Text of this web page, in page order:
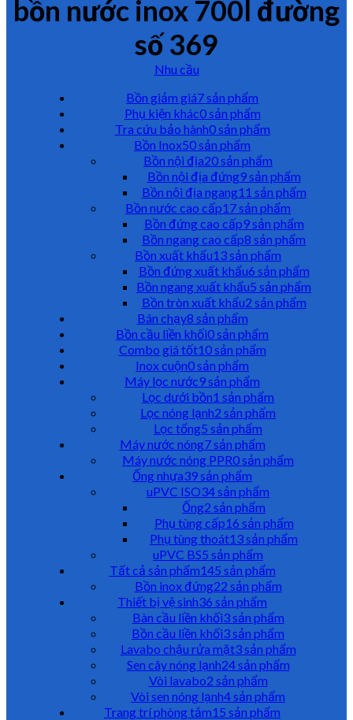
bồn nước inox 700l đường
số 369
Nhu cầu
Bồn giảm giá7 sản phẩm
Phụ kiện khác0 sản phẩm
Tra cứu bảo hành0 sản phẩm
Bồn Inox50 sản phẩm
Bồn nội địa20 sản phẩm
Bồn nội địa đứng9 sản phẩm
Bồn nội địa ngang11 sản phẩm
Bồn nước cao cấp17 sản phẩm
Bồn đứng cao cấp9 sản phẩm
Bồn ngang cao cấp8 sản phẩm
Bồn xuất khẩu13 sản phẩm
Bồn đứng xuất khẩu6 sản phẩm
Bồn ngang xuất khẩu5 sản phẩm
Bồn tròn xuất khẩu2 sản phẩm
Bán chạy8 sản phẩm
Bồn cầu liền khối0 sản phẩm
Combo giá tốt10 sản phẩm
Inox cuộn0 sản phẩm
Máy lọc nước9 sản phẩm
Lọc dưới bồn1 sản phẩm
Lọc nóng lạnh2 sản phẩm
Lọc tổng5 sản phẩm
Máy nước nóng7 sản phẩm
Máy nước nóng PPR0 sản phẩm
Ống nhựa39 sản phẩm
uPVC ISO34 sản phẩm
Ống2 sản phẩm
Phụ tùng cấp16 sản phẩm
Phụ tùng thoát13 sản phẩm
uPVC BS5 sản phẩm
Tất cả sản phẩm145 sản phẩm
Bồn inox đứng22 sản phẩm
Thiết bị vệ sinh36 sản phẩm
Bàn cầu liền khối3 sản phẩm
Bồn cầu liền khối3 sản phẩm
Lavabo chậu rửa mặt3 sản phẩm
Sen cây nóng lạnh24 sản phẩm
Vòi lavabo2 sản phẩm
Vòi sen nóng lạnh4 sản phẩm
Trang trí phòng tắm15 sản phẩm